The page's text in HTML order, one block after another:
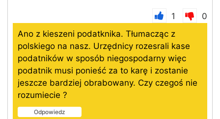
1
0
Ano z kieszeni podatknika. Tłumacząc z
polskiego na nasz. Urzędnicy rozesrali kase
podatników w sposób niegospodarny więc
podatnik musi ponieść za to karę i zostanie
jeszcze bardziej obrabowany. Czy czegoś nie
rozumiecie ?
Odpowiedz